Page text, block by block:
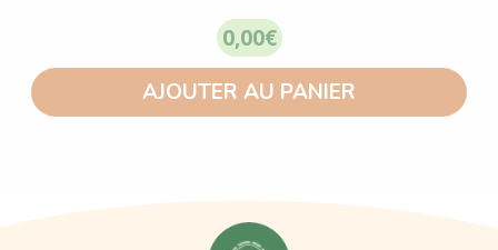
0,00€
AJOUTER AU PANIER